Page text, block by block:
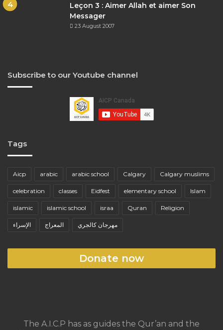
Leçon 3 : Aimer Allah et aimer Son
Messager
23 August 2007
Subscribe to our Youtube channel
Tags
Aicp arabic arabic school Calgary Calgary muslims
celebration classes Eidfest elementary school Islam
islamic islamic school israa Quran Religion
الإسراء المعراج مهرجان كالجري
Donate now
The A.I.C.P has as guides the Qur’an and the